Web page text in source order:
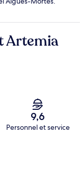
Artemia
9,6
Personnel et service